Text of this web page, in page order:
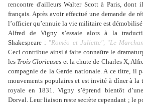
rencontre d'ailleurs Walter Scott à Paris, dont
français. Après avoir effectué une demande de
l’officier qu’ennuie la vie militaire est
Alfred de Vigny s’essaie alors à la
Shakespeare : "Roméo et Juliette", "Le
Ceci contribue ainsi à faire connaître le
les Trois Glorieuses et la chute de Charles X,
compagnie de la Garde nationale. A ce titre, il
mouvements populaires et est invité à dîner à
royale en 1831. Vigny s’éprend bientôt
Dorval. Leur liaison reste secrète cependant ; le